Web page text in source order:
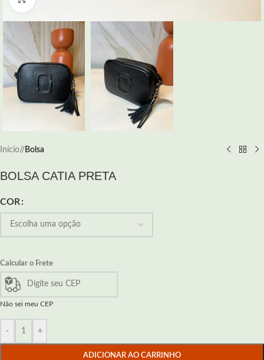
Início/ Bolsa
BOLSA CATIA PRETA
COR
Calcular o Frete
Não sei meu CEP
- +
ADICIONAR AO CARRINHO